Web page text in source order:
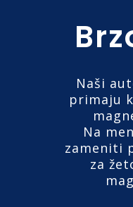
Naši
primaju
Na
zameniti
za